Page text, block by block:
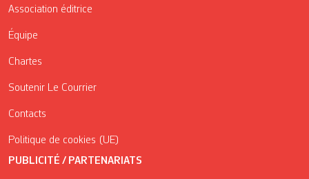
Association éditrice
Équipe
Chartes
Soutenir Le Courrier
Contacts
Politique de cookies (UE)
PUBLICITÉ / PARTENARIATS